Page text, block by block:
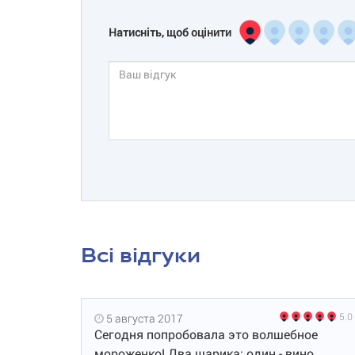
Натисніть, щоб оцінити
Всі відгуки
5 августа 2017 5.0
Сегодня попробовала это волшебное